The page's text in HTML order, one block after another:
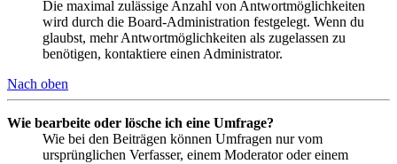
Die maximal zulässige Anzahl von Antwortmöglichkeiten
wird durch die Board-Administration festgelegt. Wenn du
glaubst, mehr Antwortmöglichkeiten als zugelassen zu
benötigen, kontaktiere einen Administrator.
Nach oben
Wie bearbeite oder lösche ich eine Umfrage?
Wie bei den Beiträgen können Umfragen nur vom
ursprünglichen Verfasser, einem Moderator oder einem